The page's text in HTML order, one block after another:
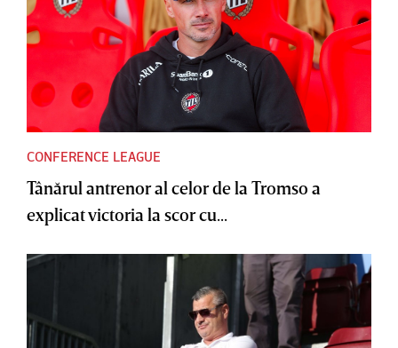
CONFERENCE LEAGUE
Tânărul antrenor al celor de la Tromso a
explicat victoria la scor cu...